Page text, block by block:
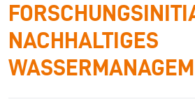
NACHHALTIGES